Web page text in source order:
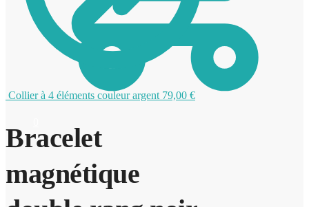
Collier à 4 éléments couleur argent 79,00 €
Bracelet
magnétique